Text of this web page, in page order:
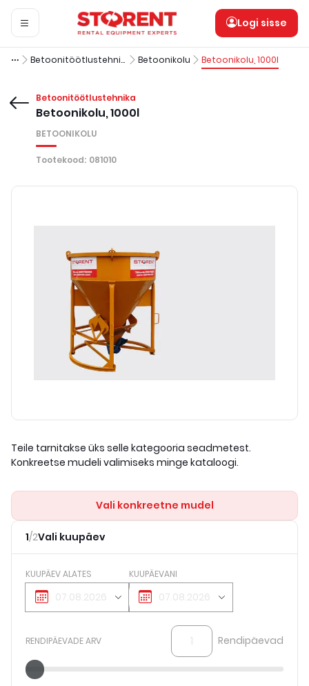
Logi sisse
Betoonitöötlustehnika Betoonikolu Betoonikolu, 1000l
Betoonitöötlustehnika
Betoonikolu, 1000l
BETOONIKOLU
Tootekood: 081010
Teile tarnitakse üks selle kategooria seadmetest.
Konkreetse mudeli valimiseks minge kataloogi.
Vali konkreetne mudel
1/2Vali kuupäev
KUUPÄEV ALATES KUUPÄEVANI
RENDIPÄEVADE ARV Rendipäevad